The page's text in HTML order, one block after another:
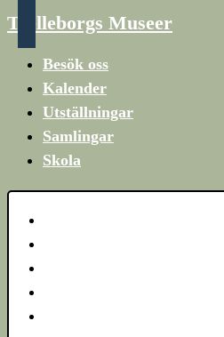
Trelleborgs Museer
Besök oss
Kalender
Utställningar
Samlingar
Skola